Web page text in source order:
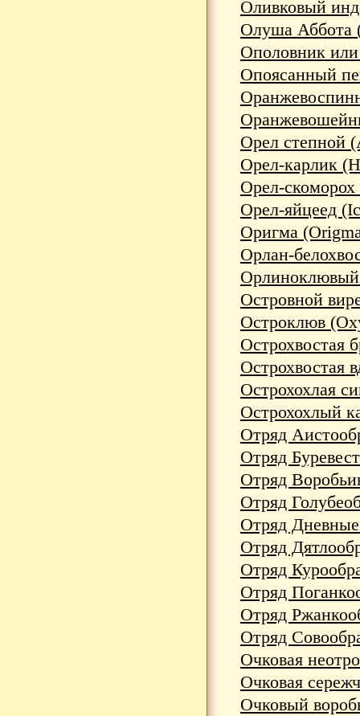
Оливковый
Олуша Аббота
Ополовник
Опоясанный
Орел степной
Орел-карлик
Орел-скоморох
Орел-яйцеед
Оригма
Орлан-
Орлиноклювый
Островной
Остроклюв
Острохвостая
Острохвостая
Острохохлая
Острохохлый
Отряд
Отряд
Отряд
Отряд
Отряд
Отряд
Отряд
Отряд
Отряд
Отряд
Очковая
Очковая
Очковый